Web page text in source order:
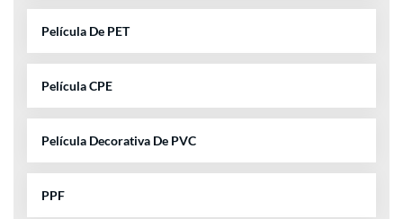
Película De PET
Película CPE
Película Decorativa De PVC
PPF